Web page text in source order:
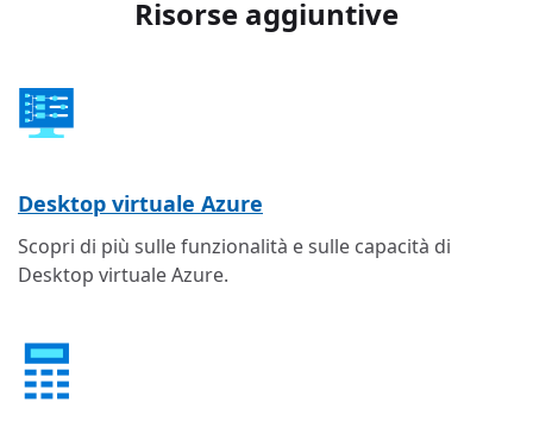
Risorse aggiuntive
Desktop virtuale Azure
Scopri di più sulle funzionalità e sulle capacità di
Desktop virtuale Azure.